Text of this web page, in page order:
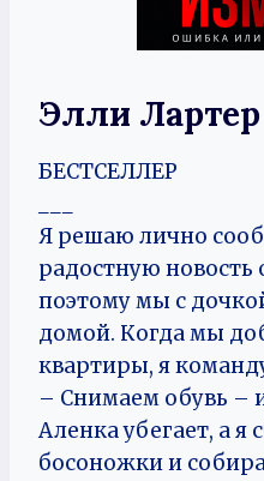
Элли Лартер
БЕСТСЕЛЛЕР
Я решаю лично
радостную новость
поэтому мы с
домой. Когда мы
квартиры, я
– Снимаем обувь –
Аленка убегает, а я
босоножки и